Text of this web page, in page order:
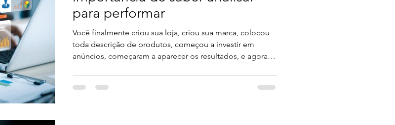
para performar
Você finalmente criou sua loja, criou sua marca, colocou
toda descrição de produtos, começou a investir em
anúncios, começaram a aparecer os resultados, e agora,
problema de “falta de conhecimento em analisar as